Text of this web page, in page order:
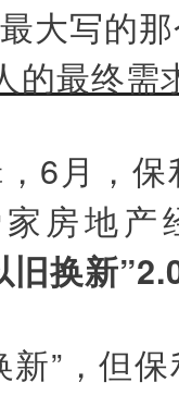
大写的
的最终需
6月，
房地产
旧换新
新”，但